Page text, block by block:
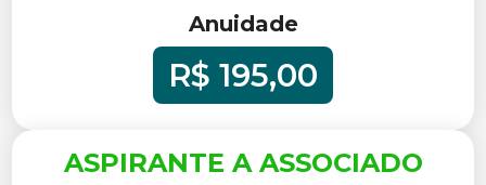
Anuidade
R$ 195,00
ASPIRANTE A ASSOCIADO